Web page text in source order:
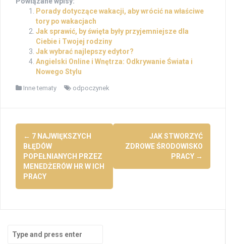
Porady dotyczące wakacji, aby wrócić na właściwe
tory po wakacjach
Jak sprawić, by święta były przyjemniejsze dla
Ciebie i Twojej rodziny
Jak wybrać najlepszy edytor?
Angielski Online i Wnętrza: Odkrywanie Świata i
Nowego Stylu
Inne tematy odpoczynek
Post
navigation
← 7 NAJWIĘKSZYCH
BŁĘDÓW
POPEŁNIANYCH PRZEZ
MENEDŻERÓW HR W ICH
PRACY
JAK STWORZYĆ
ZDROWE ŚRODOWISKO
PRACY →
for: